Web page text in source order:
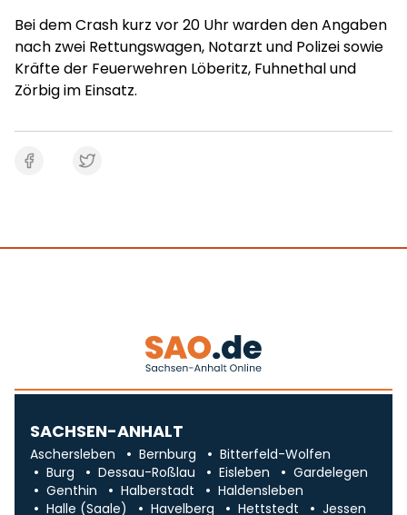
Bei dem Crash kurz vor 20 Uhr warden den Angaben
nach zwei Rettungswagen, Notarzt und Polizei sowie
Kräfte der Feuerwehren Löberitz, Fuhnethal und
Zörbig im Einsatz.
SACHSEN-ANHALT
Aschersleben Bernburg
Bitterfeld-Wolfen
Burg
Dessau-Roßlau Eisleben
Gardelegen
Genthin
Halberstadt
Haldensleben
Halle (Saale)
Havelberg Hettstedt Jessen